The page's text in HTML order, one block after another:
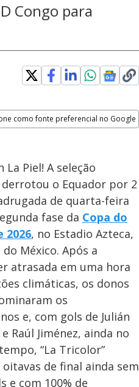
Congo para
como fonte preferencial no Google
La Piel! A seleção
derrotou o Equador por 2
de quarta-feira
fase da Copa do
2026, no Estadio Azteca,
do México. Após a
atrasada em uma hora
climáticas, os donos
os
e, com gols de Julián
Raúl Jiménez, ainda no
“La Tricolor”
oitavas de final ainda sem
e com 100% de